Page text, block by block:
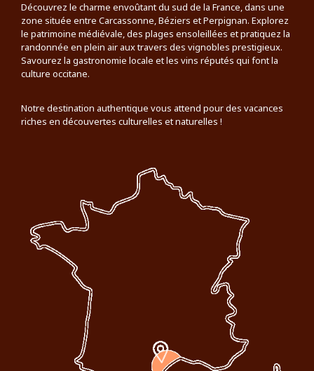
Découvrez le charme envoûtant du sud de la France, dans une
zone située entre Carcassonne, Béziers et Perpignan. Explorez
le patrimoine médiévale, des plages ensoleillées et pratiquez la
randonnée en plein air aux travers des vignobles prestigieux.
Savourez la gastronomie locale et les vins réputés qui font la
culture occitane.
Notre destination authentique vous attend pour des vacances
riches en découvertes culturelles et naturelles !